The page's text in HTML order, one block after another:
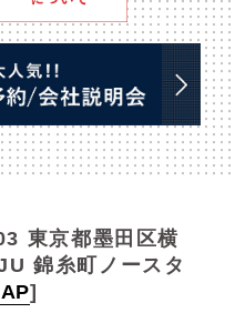
東京都墨田区横
錦糸町ノースタ
]